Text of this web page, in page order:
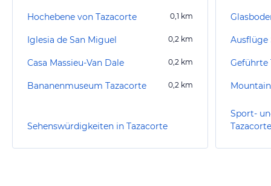
Hochebene von Tazacorte 0,1 km
Iglesia de San Miguel 0,2 km
Casa Massieu-Van Dale 0,2 km
Bananenmuseum Tazacorte 0,2 km
Sehenswürdigkeiten in Tazacorte
Geführte
Sport-
Tazacorte